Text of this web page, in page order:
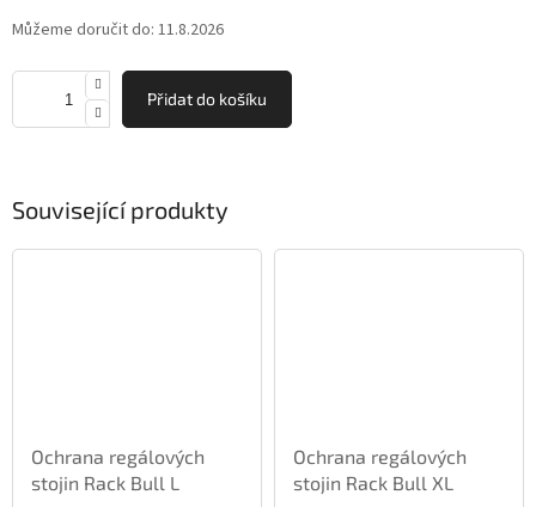
Můžeme doručit do: 11.8.2026
Přidat do košíku
Související produkty
Ochrana regálových
stojin Rack Bull L
Ochrana regálových
stojin Rack Bull XL